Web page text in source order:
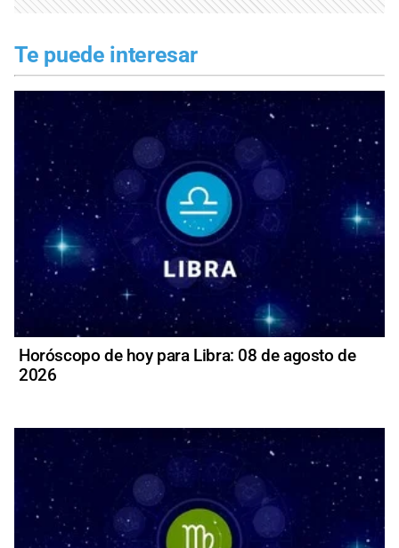
Te puede interesar
Horóscopo de hoy para Libra: 08 de agosto de
2026